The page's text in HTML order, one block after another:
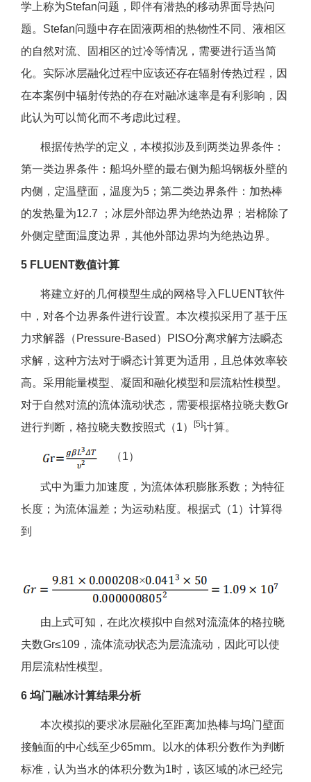
学上称为Stefan问题，即伴有潜热的移动界面导热问
题。Stefan问题中存在固液两相的热物性不同、液相区
的自然对流、固相区的过冷等情况，需要进行适当简
化。实际冰层融化过程中应该还存在辐射传热过程，因
在本案例中辐射传热的存在对融冰速率是有利影响，因
此认为可以简化而不考虑此过程。
根据传热学的定义，本模拟涉及到两类边界条件：
第一类边界条件：船坞外壁的最右侧为船坞钢板外壁的
内侧，定温壁面，温度为5；第二类边界条件：加热棒
的发热量为12.7 ；冰层外部边界为绝热边界；岩棉除了
外侧定壁面温度边界，其他外部边界均为绝热边界。
5 FLUENT数值计算
将建立好的几何模型生成的网格导入FLUENT软件
中，对各个边界条件进行设置。本次模拟采用了基于压
力求解器（Pressure-Based）PISO分离求解方法瞬态
求解，这种方法对于瞬态计算更为适用，且总体效率较
高。采用能量模型、凝固和融化模型和层流粘性模型。
对于自然对流的流体流动状态，需要根据格拉晓夫数Gr
进行判断，格拉晓夫数按照式（1）
[5]计算。
（1）
式中为重力加速度，为流体体积膨胀系数；为特征
长度；为流体温差；为运动粘度。根据式（1）计算得
到
由上式可知，在此次模拟中自然对流流体的格拉晓
夫数Gr≤109，流体流动状态为层流流动，因此可以使
用层流粘性模型。
6 坞门融冰计算结果分析
本次模拟的要求冰层融化至距离加热棒与坞门壁面
接触面的中心线至少65mm。以水的体积分数作为判断
标准，认为当水的体积分数为1时，该区域的冰已经完